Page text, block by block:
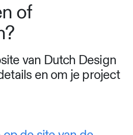
of
van Dutch Design
en om je project